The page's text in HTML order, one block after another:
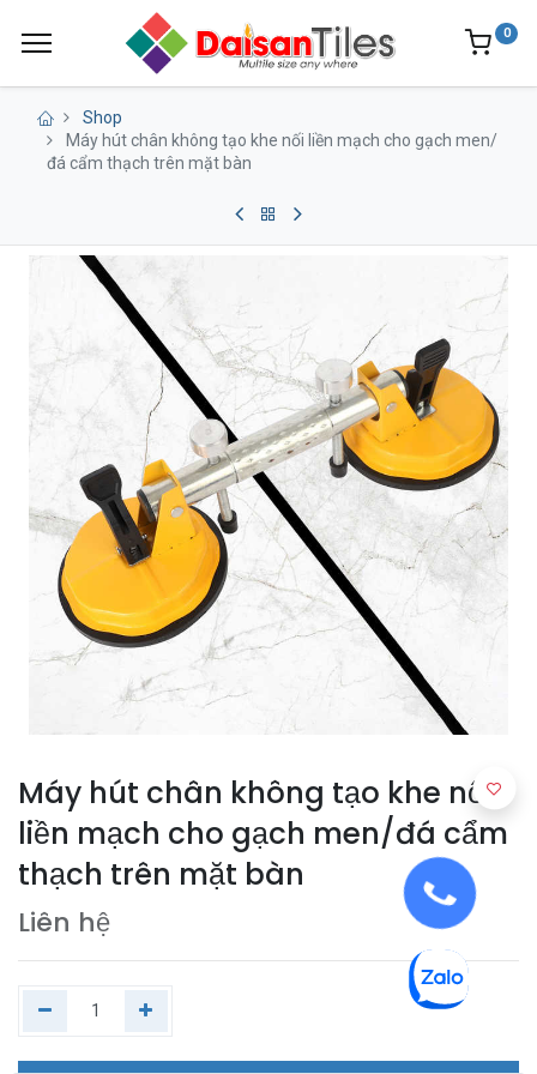
0
Shop
Máy hút chân không tạo khe nối liền mạch cho gạch men/
đá cẩm thạch trên mặt bàn
Máy hút chân không tạo khe nối
liền mạch cho gạch men/đá cẩm
thạch trên mặt bàn
Liên hệ